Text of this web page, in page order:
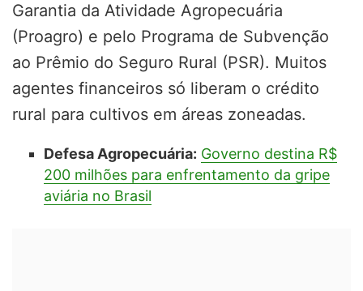
Garantia da Atividade Agropecuária
(Proagro) e pelo Programa de Subvenção
ao Prêmio do Seguro Rural (PSR). Muitos
agentes financeiros só liberam o crédito
rural para cultivos em áreas zoneadas.
Defesa Agropecuária: Governo destina R$
200 milhões para enfrentamento da gripe
aviária no Brasil